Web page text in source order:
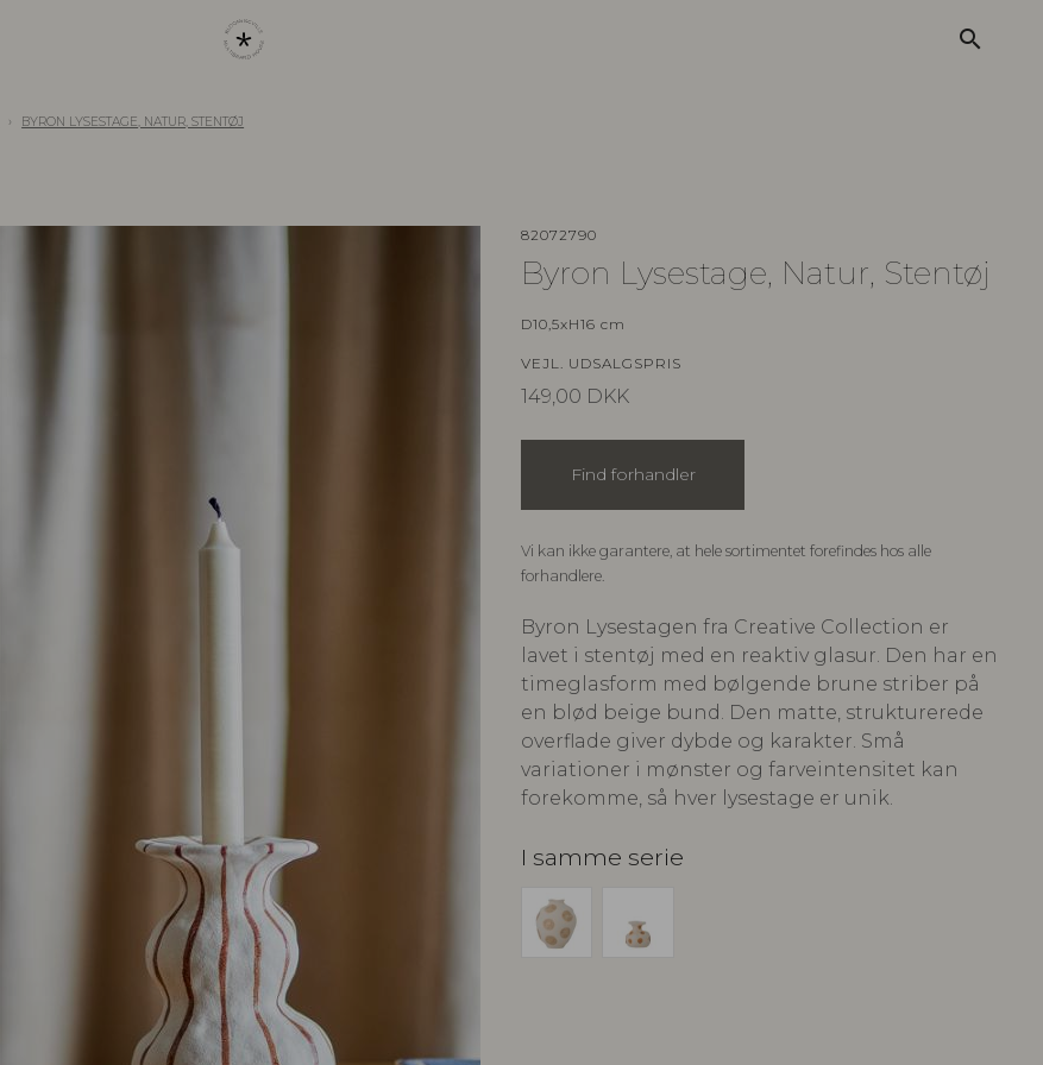
search
BYRON LYSESTAGE, NATUR, STENTØJ
82072790
Byron Lysestage, Natur, Stentøj
D10,5xH16 cm
VEJL. UDSALGSPRIS
149,00 DKK
Find forhandler
Vi kan ikke garantere, at hele sortimentet forefindes hos alle
forhandlere.
Byron Lysestagen fra Creative Collection er
lavet i stentøj med en reaktiv glasur. Den har en
timeglasform med bølgende brune striber på
en blød beige bund. Den matte, strukturerede
overflade giver dybde og karakter. Små
variationer i mønster og farveintensitet kan
forekomme, så hver lysestage er unik.
I samme serie